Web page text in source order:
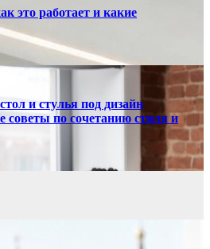
это работает и какие
и стулья под дизайн
советы по сочетанию стиля и